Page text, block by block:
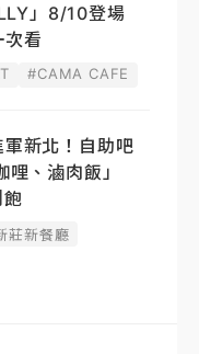
」8/10登場
看
#CAMA CAFE
新北！自助吧
哩、滷肉飯」
莊新餐廳